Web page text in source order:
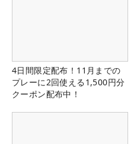
4日間限定配布！11月までの
プレーに2回使える1,500円分
クーポン配布中！